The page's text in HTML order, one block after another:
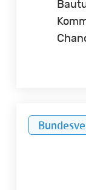
gratuliert